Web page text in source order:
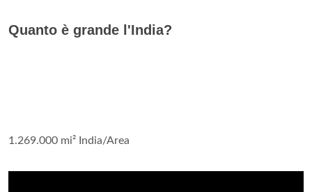
Quanto è grande l'India?
1.269.000 mi² India/Area